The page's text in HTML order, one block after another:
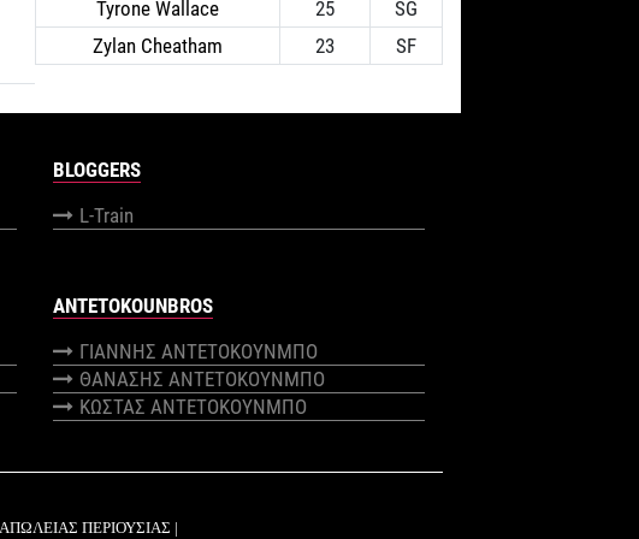
Tyrone Wallace 25
SG
Zylan Cheatham
23 SF
BLOGGERS
L-Train
ANTETOKOUNBROS
ΓΙΑΝΝΗΣ ΑΝΤΕΤΟΚΟΥΝΜΠΟ
ΘΑΝΑΣΗΣ ΑΝΤΕΤΟΚΟΥΝΜΠΟ
ΚΩΣΤΑΣ ΑΝΤΕΤΟΚΟΥΝΜΠΟ